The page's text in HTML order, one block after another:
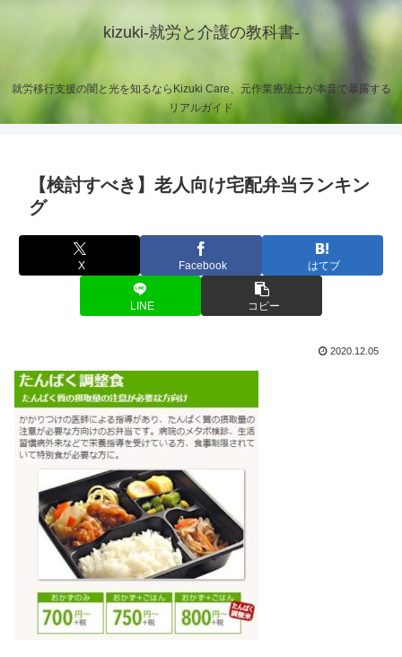
kizuki-就労と介護の教科書-
就労移行支援の闇と光を知るならKizuki Care、元作業療法士が本音で暴露する
リアルガイド
【検討すべき】老人向け宅配弁当ランキン
グ
X Facebook はてブ
LINE コピー
2020.12.05